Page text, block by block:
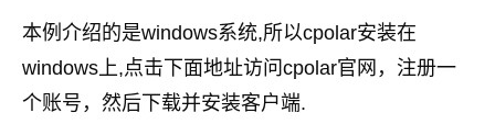
本例介绍的是windows系统,所以cpolar安装在
windows上,点击下面地址访问cpolar官网，注册一
个账号，然后下载并安装客户端.